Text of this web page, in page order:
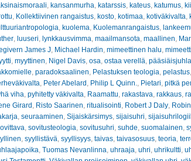
, kansanmurha, katarssis, kateus, katumus,
, Kollektiivinen rangaistus, kosto, kotimaa, kotiväkivalta,
, kuolema, Kuolemanrangaistus,
, luuseri, lynkkausvimma, maailmansota, maallinen,
James J, Michael Hardin, mimeettinen halu,
, myyttinen, Nigel Davis, osa, ostaa verellä, pääsiäisjuhla
, paradoksaalinen, Pelastuksen teologia, pelastus,
, Peter Abelard , Philip L Quinn., Pietari, pitkä
viha, pyhitetty väkivalta, Raamattu, rakastava, rakkaus,
Girard , Risto Saarinen, ritualisointi, Robert J Daly,
, seuraaminen, Sijaiskärsimys, sijaisuhri,
, sovitusteologia, sovitusuhri, suhde, suomalainen,
, syyllistävä, syyllisyys, taivas, taivasosuus, teoria,
, Tuomas Nevanlinna, uhraaja, uhri, uhrikultti,